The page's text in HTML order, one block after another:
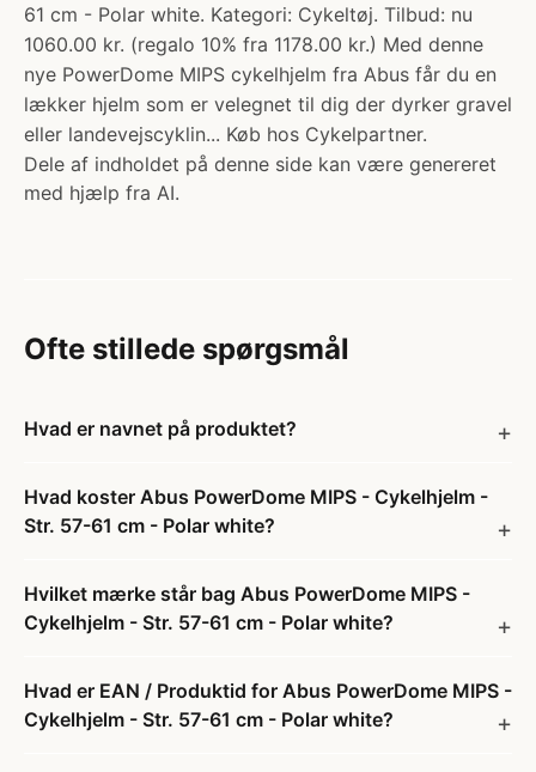
61 cm - Polar white. Kategori: Cykeltøj. Tilbud: nu
1060.00 kr. (regalo 10% fra 1178.00 kr.) Med denne
nye PowerDome MIPS cykelhjelm fra Abus får du en
lækker hjelm som er velegnet til dig der dyrker gravel
eller landevejscyklin... Køb hos Cykelpartner.
Dele af indholdet på denne side kan være genereret
med hjælp fra AI.
Ofte stillede spørgsmål
Hvad er navnet på produktet?
Hvad koster Abus PowerDome MIPS - Cykelhjelm -
Str. 57-61 cm - Polar white?
Hvilket mærke står bag Abus PowerDome MIPS -
Cykelhjelm - Str. 57-61 cm - Polar white?
Hvad er EAN / Produktid for Abus PowerDome MIPS -
Cykelhjelm - Str. 57-61 cm - Polar white?